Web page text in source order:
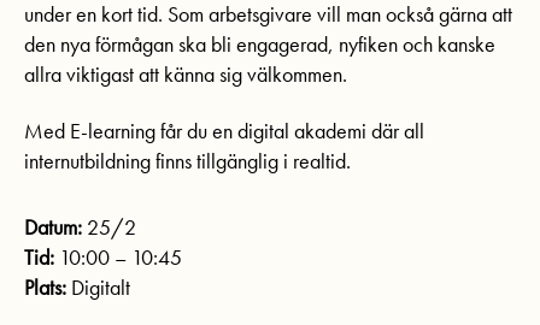
under en kort tid. Som arbetsgivare vill man också gärna att
den nya förmågan ska bli engagerad, nyfiken och kanske
allra viktigast att känna sig välkommen.
Med E-learning får du en digital akademi där all
internutbildning finns tillgänglig i realtid.
Datum: 25/2
Tid: 10:00 – 10:45
Plats: Digitalt